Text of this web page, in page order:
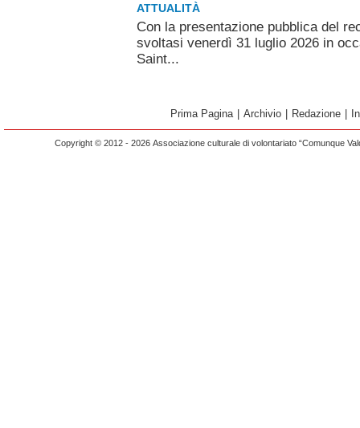
ATTUALITÀ
Con la presentazione pubblica del
svoltasi venerdì 31 luglio 2026 in
Saint...
Prima Pagina Archivio Redazione
Copyright © 2012 - 2026 Associazione culturale di volontariato “Comunque